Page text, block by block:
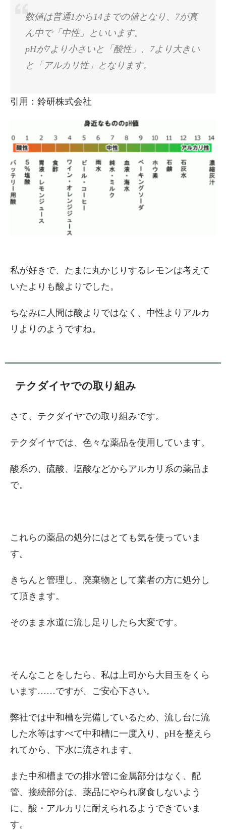
数値は普通1から14までの値となり、7が真
ん中で「中性」といいます。
pHが7より小さいと「酸性」、7より大きい
と「アルカリ性」となります。
引用：鈴研株式会社
私が好きで、たまに丸かじりするレモンは考えて
いたよりも酸よりでした。
ちなみに人間は酸よりではなく、中性よりアルカ
リよりのようですね。
テクダイヤでの取り組み
さて、テクダイヤでの取り組みです。
テクダイヤでは、色々な薬品を使用しています。
酸系の、硫酸、塩酸などからアルカリ系の薬品ま
で。
これらの薬品の処分にはとても気を使っていま
す。
きちんと管理し、廃棄物として業者の方に処分し
て頂きます。
そのまま水道に流し足りしたら大変です。
そんなことをしたら、私は上司から大目玉をくら
います……ですが、ご安心下さい。
弊社では中和槽を完備しているため、流し台に流
した水等はすべて中和槽に一度入り、pHを整えら
れてから、下水に流されます。
また中和槽までの排水管に金属部分はなく、配
管、接続部分は、薬品にやられ腐食しないよう
に、酸・アルカリに耐えられるようできていま
す。